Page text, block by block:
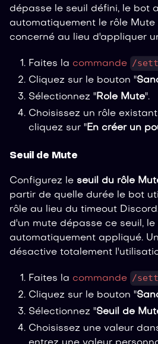
dépasse le seuil défini, le bot
automatiquement le rôle Mute
concerné au lieu d'appliquer
Faites la commande /
Cliquez sur le bouton "
Sélectionnez "Role Mute".
Choisissez un rôle
cliquez sur "En créer un
Seuil de Mute
Configurez le seuil du rôle
partir de quelle durée le bot
rôle au lieu du timeout
d'un mute dépasse ce seuil,
automatiquement appliqué.
désactive totalement
Faites la commande /
Cliquez sur le bouton "
Sélectionnez "Seuil de
Choisissez une valeur